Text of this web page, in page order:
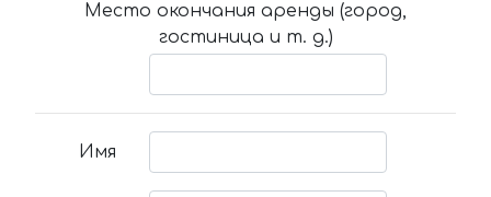
Место окончания аренды (город,
гостиница и т. д.)
Имя